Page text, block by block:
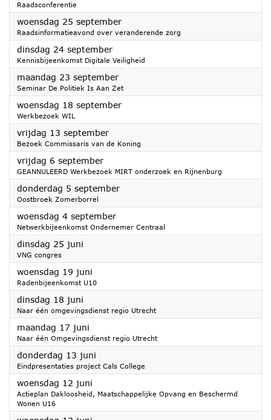
Raadsconferentie
woensdag 25 september2024
Raadsinformatieavond over veranderende zorg
dinsdag 24 september2024
Kennisbijeenkomst Digitale Veiligheid
maandag 23 september2024
Seminar De Politiek Is Aan Zet
woensdag 18 september2024
Werkbezoek WIL
vrijdag 13 september2024
Bezoek Commissaris van de Koning
vrijdag 6 september2024
GEANNULEERD Werkbezoek MIRT onderzoek en Rijnenburg
donderdag 5 september2024
Oostbroek Zomerborrel
woensdag 4 september2024
Netwerkbijeenkomst Ondernemer Centraal
dinsdag 25 juni
VNG congres
woensdag 19 juni
Radenbijeenkomst U10
dinsdag 18 juni
Naar één omgevingsdienst regio Utrecht
maandag 17 juni
Naar één Omgevingsdienst regio Utrecht
donderdag 13 juni
Eindpresentaties project Cals College
woensdag 12 juni
Actieplan Dakloosheid, Maatschappelijke Opvang en Beschermd
Wonen U16